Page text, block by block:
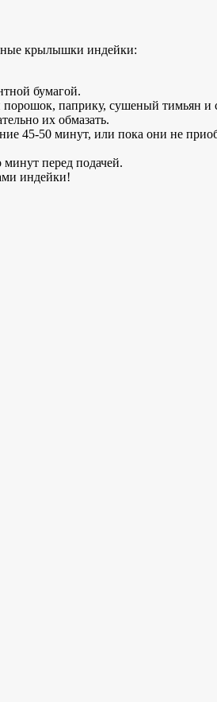
крылышки индейки:
бумагой.
паприку, сушеный тимьян
их обмазать.
45-50 минут, или пока они не
перед подачей.
индейки!